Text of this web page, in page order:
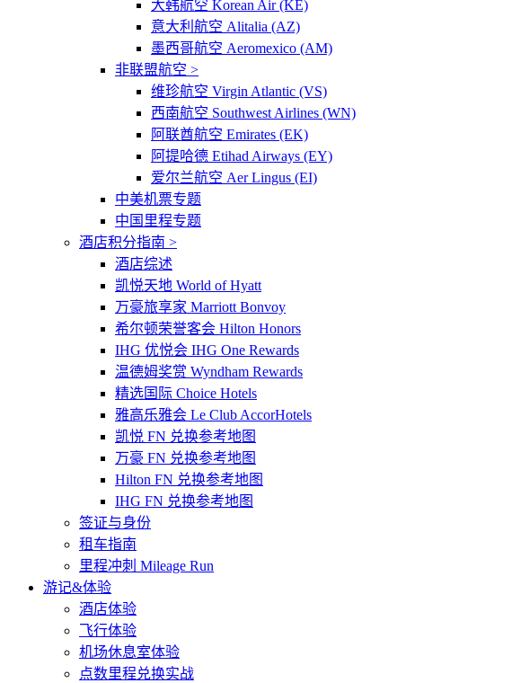
大韩航空 Korean Air (KE)
意大利航空 Alitalia (AZ)
墨西哥航空 Aeromexico (AM)
非联盟航空 >
维珍航空 Virgin Atlantic (VS)
西南航空 Southwest Airlines (WN)
阿联酋航空 Emirates (EK)
阿提哈德 Etihad Airways (EY)
爱尔兰航空 Aer Lingus (EI)
中美机票专题
中国里程专题
酒店积分指南 >
酒店综述
凯悦天地 World of Hyatt
万豪旅享家 Marriott Bonvoy
希尔顿荣誉客会 Hilton Honors
IHG 优悦会 IHG One Rewards
温德姆奖赏 Wyndham Rewards
精选国际 Choice Hotels
雅高乐雅会 Le Club AccorHotels
凯悦 FN 兑换参考地图
万豪 FN 兑换参考地图
Hilton FN 兑换参考地图
IHG FN 兑换参考地图
签证与身份
租车指南
里程冲刺 Mileage Run
游记&体验
酒店体验
飞行体验
机场休息室体验
点数里程兑换实战